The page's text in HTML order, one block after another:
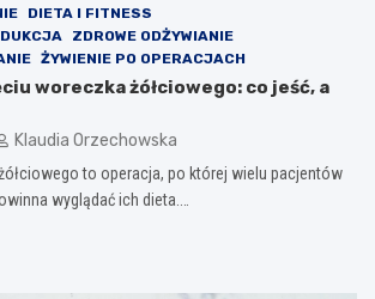
DIETA I FITNESS
ZDROWE ODŻYWIANIE
ŻYWIENIE PO OPERACJACH
woreczka żółciowego: co jeść, a
Klaudia Orzechowska
to operacja, po której wielu pacjentów
wyglądać ich dieta.…